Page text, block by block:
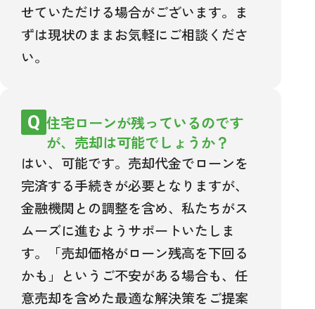
せていただける場合がございます。ま
ずは現状のままお気軽にご相談くださ
い。
住宅ローンが残っているのです
が、売却は可能でしょうか？
はい、可能です。売却代金でローンを
完済する手続きが必要となりますが、
金融機関との調整を含め、私たちがス
ムーズに進むようサポートいたしま
す。「売却価格がローン残高を下回る
かも」というご不安がある場合も、任
意売却を含めた最適な解決策をご提案